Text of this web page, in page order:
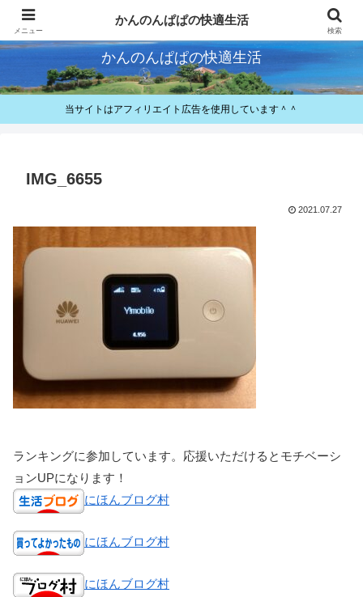
快適とお得が好きなパパのレビューと備忘録
かんのんぱぱの快適生活
当サイトはアフィリエイト広告を使用しています＾＾
IMG_6655
2021.07.27
ランキングに参加しています。応援いただけるとモチベーシ
ョンUPになります！
にほんブログ村
にほんブログ村
にほんブログ村
メニュー
かんのんぱぱの快適生活
検索